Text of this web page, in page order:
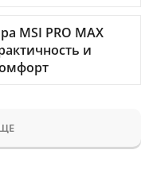
MSI PRO MAX
и